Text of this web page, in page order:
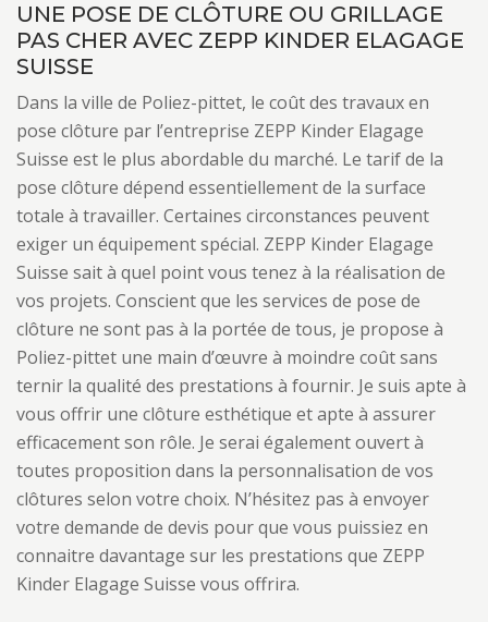
UNE POSE DE CLÔTURE OU GRILLAGE
PAS CHER AVEC ZEPP KINDER ELAGAGE
SUISSE
Dans la ville de Poliez-pittet, le coût des travaux en
pose clôture par l’entreprise ZEPP Kinder Elagage
Suisse est le plus abordable du marché. Le tarif de la
pose clôture dépend essentiellement de la surface
totale à travailler. Certaines circonstances peuvent
exiger un équipement spécial. ZEPP Kinder Elagage
Suisse sait à quel point vous tenez à la réalisation de
vos projets. Conscient que les services de pose de
clôture ne sont pas à la portée de tous, je propose à
Poliez-pittet une main d’œuvre à moindre coût sans
ternir la qualité des prestations à fournir. Je suis apte à
vous offrir une clôture esthétique et apte à assurer
efficacement son rôle. Je serai également ouvert à
toutes proposition dans la personnalisation de vos
clôtures selon votre choix. N’hésitez pas à envoyer
votre demande de devis pour que vous puissiez en
connaitre davantage sur les prestations que ZEPP
Kinder Elagage Suisse vous offrira.